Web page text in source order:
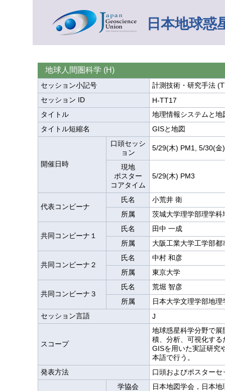
日本地球惑
地球人間圏科学 (H)
セッション小記号
計測技術・研究手法
セッション ID
H-TT17
タイトル
地理情報システムと地
タイトル短縮名
GISと地図
開催日時
口頭セッシ
ョン
5/29(木) PM1, 5/30(金
現地
ポスター
コアタイム
5/29(木) PM3
代表コンビーナ
氏名
小荒井 衛
所属
茨城大学理学部理学
共同コンビーナ１
氏名
田中 一成
所属
大阪工業大学工学部
共同コンビーナ２
氏名
中村 和彦
所属
東京大学
共同コンビーナ３
氏名
荒堀 智彦
所属
日本大学文理学部地理
セッション言語
J
スコープ
地球惑星科学分野で
積、分析、可視化す
GISを用いた実証研究
本語で行う。
発表方法
口頭およびポスターセ
学協会
日本地図学会，日本